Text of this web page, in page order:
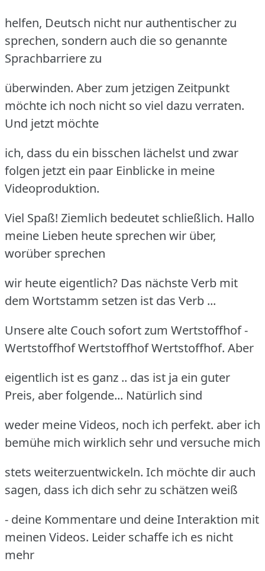
helfen, Deutsch nicht nur authentischer zu
sprechen, sondern auch die so genannte
Sprachbarriere zu
überwinden. Aber zum jetzigen Zeitpunkt
möchte ich noch nicht so viel dazu verraten.
Und jetzt möchte
ich, dass du ein bisschen lächelst und zwar
folgen jetzt ein paar Einblicke in meine
Videoproduktion.
Viel Spaß! Ziemlich bedeutet schließlich. Hallo
meine Lieben heute sprechen wir über,
worüber sprechen
wir heute eigentlich? Das nächste Verb mit
dem Wortstamm setzen ist das Verb ...
Unsere alte Couch sofort zum Wertstoffhof -
Wertstoffhof Wertstoffhof Wertstoffhof. Aber
eigentlich ist es ganz .. das ist ja ein guter
Preis, aber folgende... Natürlich sind
weder meine Videos, noch ich perfekt. aber ich
bemühe mich wirklich sehr und versuche mich
stets weiterzuentwickeln. Ich möchte dir auch
sagen, dass ich dich sehr zu schätzen weiß
- deine Kommentare und deine Interaktion mit
meinen Videos. Leider schaffe ich es nicht
mehr